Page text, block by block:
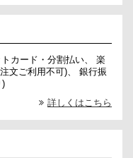
カード・分割払い、 楽
文ご利用不可)、 銀行振
)
詳しくはこちら